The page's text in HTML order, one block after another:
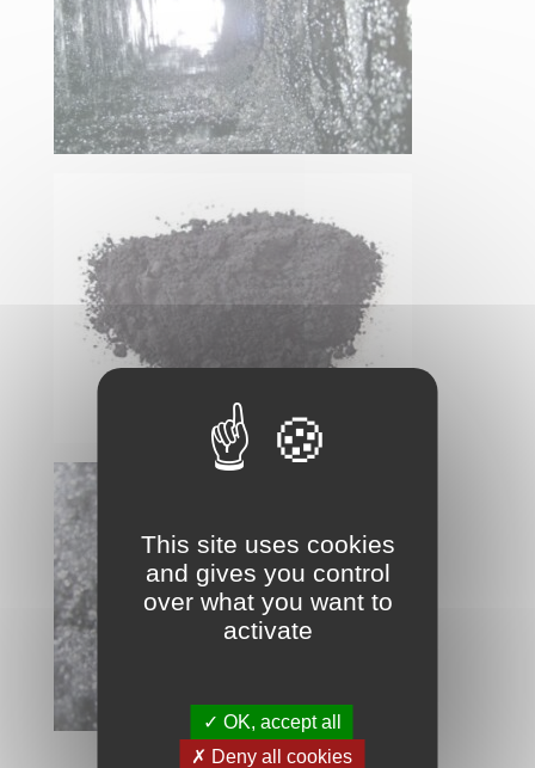
This site uses cookies
and gives you control
over what you want to
activate
✓ OK, accept all
✗ Deny all cookies